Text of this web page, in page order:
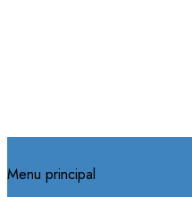
Menu principal